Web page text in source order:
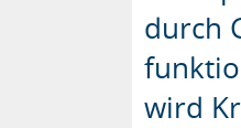
durch
wird